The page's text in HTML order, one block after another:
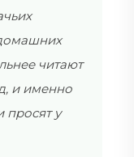
читают
и именно
просят у